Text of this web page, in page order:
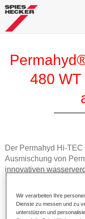
480
Der Permahyd Hi-
Ausmischung von
innovativen
Produktmerkmale
Wir verarbeiten Ihre
Dienste zu messen und zu
unterstützen und